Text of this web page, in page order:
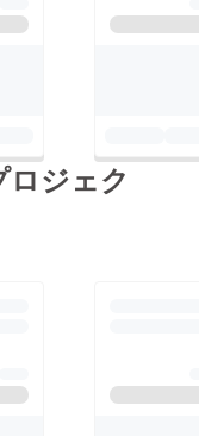
ジェク